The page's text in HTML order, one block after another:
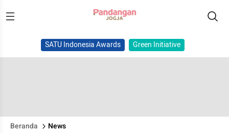
SATU Indonesia Awards Green Initiative
Beranda News